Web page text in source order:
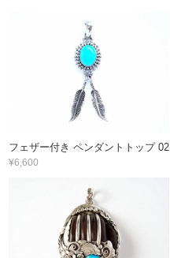
フェザー付き ペンダントトップ 02
¥6,600